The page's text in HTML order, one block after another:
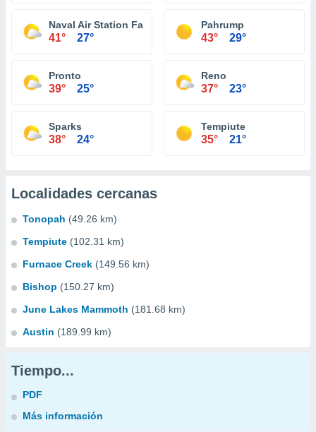
Naval Air Station Fallon
41° 27°
Pahrump
43° 29°
Pronto
39° 25°
Reno
37° 23°
Sparks
38° 24°
Tempiute
35° 21°
Localidades cercanas
Tonopah (49.26 km)
Tempiute (102.31 km)
Furnace Creek (149.56 km)
Bishop (150.27 km)
June Lakes Mammoth (181.68 km)
Austin (189.99 km)
Tiempo...
PDF
Más información